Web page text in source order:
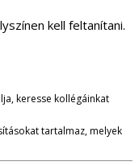
keresse kollégáinkat